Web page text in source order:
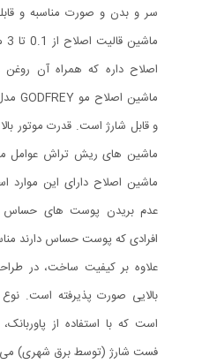
سر و بدن و صورت مناسبه و
اصلاح داره که همراه آن
و قابل شارژ است. قدرت موتور
ماشین های ریش تراش عوامل
ماشین اصلاح دارای این موارد
عدم بریدن پوست های حساس
افرادی که پوست حساس دارند
علاوه بر کیفیت ساخت، در
است که با استفاده از
فست شارژ (توسط برق شهری) می